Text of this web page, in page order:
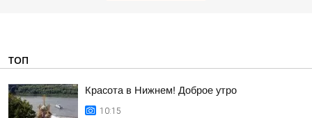
ТОП
Красота в Нижнем! Доброе утро
10:15